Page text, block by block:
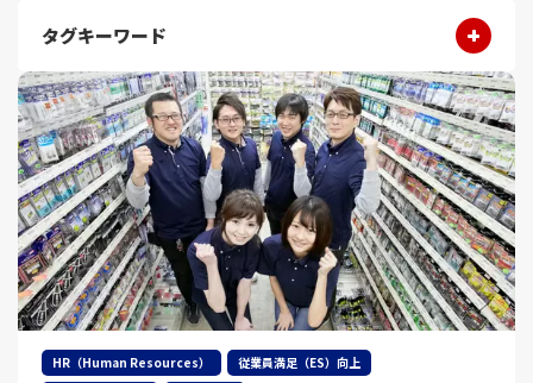
タグキーワード
HR（Human Resources）
従業員満足（ES）向上